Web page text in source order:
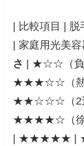
| 比較項目 | 脱
| 家庭用光美
さ | ★☆☆（負
★★★☆☆（熱
★★☆☆☆（2
★★★★☆（徐
| ★★★★★ |